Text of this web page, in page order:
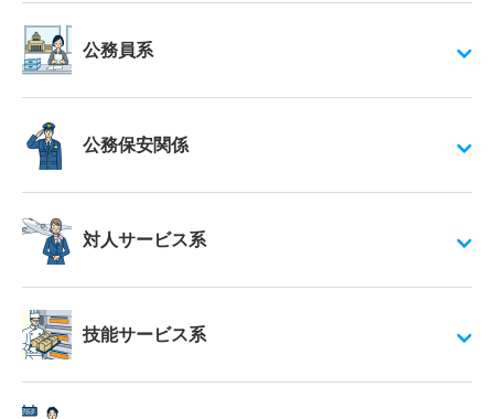
公務員系
公務保安関係
対人サービス系
技能サービス系